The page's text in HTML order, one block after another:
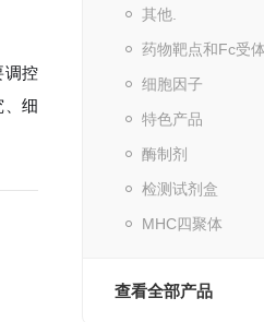
其他.
药物靶点和Fc受体
细胞因子
特色产品
酶制剂
检测试剂盒
MHC四聚体
查看全部产品
调控
、细